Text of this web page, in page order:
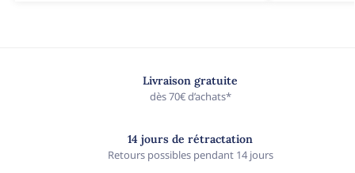
Livraison gratuite
dès 70€ d’achats*
14 jours de rétractation
Retours possibles pendant 14 jours